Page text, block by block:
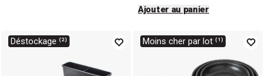
Ajouter au panier
Déstockage ⁽²⁾ Moins cher par lot ⁽¹⁾